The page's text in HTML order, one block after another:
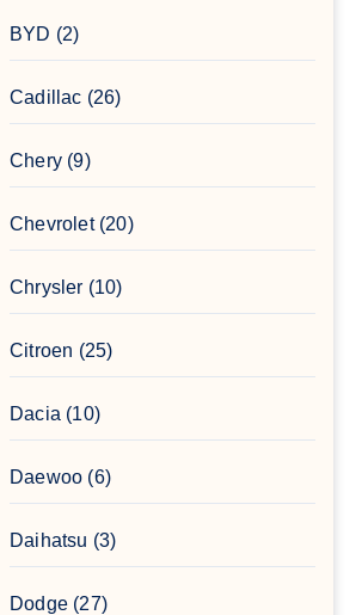
BYD (2)
Cadillac (26)
Chery (9)
Chevrolet(20)
Chrysler (10)
Citroen (25)
Dacia (10)
Daewoo (6)
Daihatsu (3)
Dodge (27)